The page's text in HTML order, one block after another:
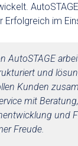
Erfolgreich im
AutoSTAGE
und
Kunden
mit
und
Freude.